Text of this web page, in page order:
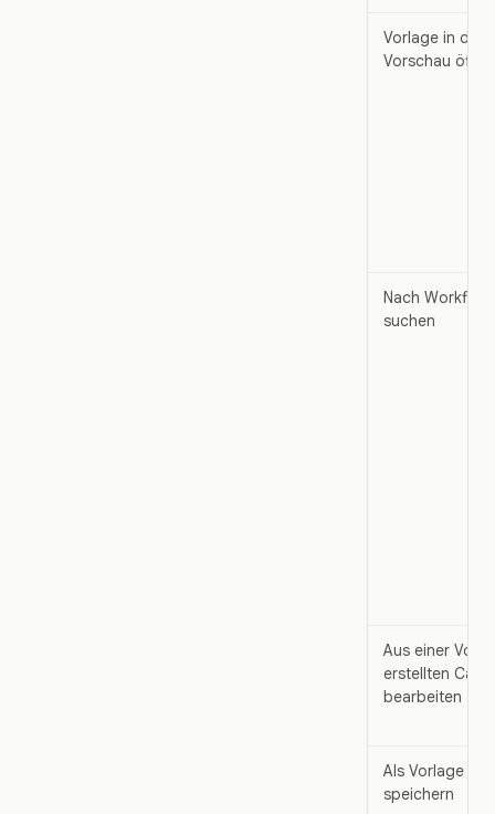
Vorlage in der
Vorschau
Nach Workflow
suchen
Aus einer
erstellten
bearbeiten
Als Vorlage
speichern